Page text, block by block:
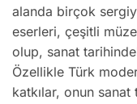
alanda birçok
eserleri, çeşitli
olup, sanat
Özellikle Türk
katkılar, onun sanat